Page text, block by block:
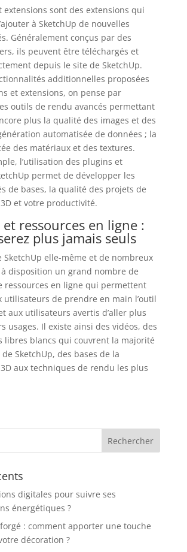
extensions sont des extensions qui
à SketchUp de nouvelles
Généralement conçus par des
ils peuvent être téléchargés et
depuis le site de SketchUp.
additionnelles proposées
et extensions, on pense par
outils de rendu avancés permettant
plus la qualité des images et des
automatisée de données ; la
des matériaux et des textures.
l’utilisation des plugins et
permet de développer les
de bases, la qualité des projets de
et votre productivité.
ressources en ligne :
plus jamais seuls
SketchUp elle-même et de nombreux
disposition un grand nombre de
ressources en ligne qui permettent
utilisateurs de prendre en main l’outil
aux utilisateurs avertis d’aller plus
usages. Il existe ainsi des vidéos, des
libres blancs qui couvrent la majorité
SketchUp, des bases de la
aux techniques de rendu les plus
digitales pour suivre ses
énergétiques ?
: comment apporter une touche
décoration ?